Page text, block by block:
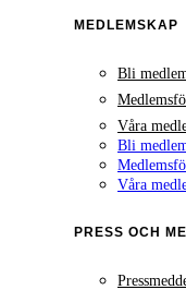
MEDLEMSKAP
Bli
Våra
Bli
Våra
PRESS OCH